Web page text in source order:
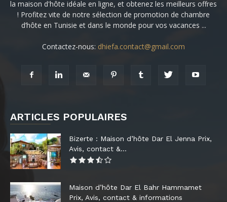
la maison d'hôte idéale en ligne, et obtenez les meilleurs offres
! Profitez vite de notre sélection de promotion de chambre
d’hôte en Tunisie et dans le monde pour vos vacances ...
Contactez-nous: dhiefa.contact@gmail.com
ARTICLES POPULAIRES
Bizerte : Maison d’hôte Dar El Jenna Prix,
Avis, contact &...
Maison d’hôte Dar El Bahr Hammamet
Prix, Avis, contact & informations